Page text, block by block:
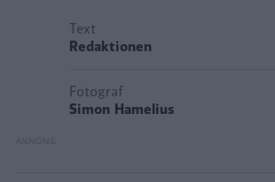
Text
Redaktionen
Fotograf
Simon Hamelius